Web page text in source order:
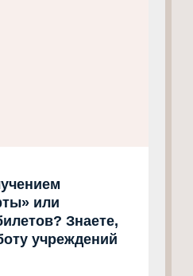
или
Знаете,
учреждений